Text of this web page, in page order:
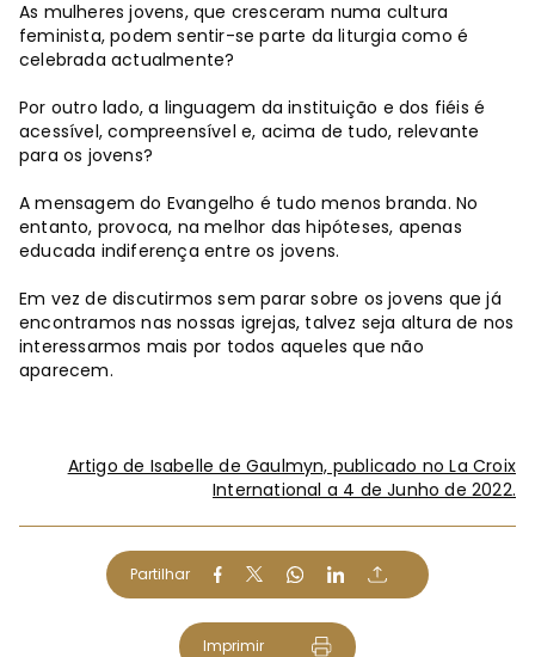
As mulheres jovens, que cresceram numa cultura
feminista, podem sentir-se parte da liturgia como é
celebrada actualmente?
Por outro lado, a linguagem da instituição e dos fiéis é
acessível, compreensível e, acima de tudo, relevante
para os jovens?
A mensagem do Evangelho é tudo menos branda. No
entanto, provoca, na melhor das hipóteses, apenas
educada indiferença entre os jovens.
Em vez de discutirmos sem parar sobre os jovens que já
encontramos nas nossas igrejas, talvez seja altura de nos
interessarmos mais por todos aqueles que não
aparecem.
Artigo de Isabelle de Gaulmyn, publicado no La Croix
International a 4 de Junho de 2022.
Partilhar
Imprimir